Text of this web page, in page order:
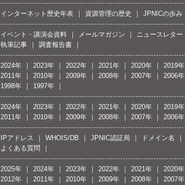
インターネット歴史年表 資源管理の歴史 JPNICの歩み
イベント・講演会資料 メールマガジン ニュースレター
執筆記事
調査報告書
2024年 2023年 2022年 2021年 2020年 2019年
2011年
2010年 2009年 2008年 2007年 2006年
1998年
1997年
2024年 2023年 2022年 2021年 2020年 2019年
2011年
2010年 2009年 2008年 2007年 2006年
IPアドレス WHOIS/DB JPNIC認証局 ドメイン名
よくある質問
2025年 2024年 2023年 2022年 2021年 2020年
2012年
2011年 2010年 2009年 2008年 2007年